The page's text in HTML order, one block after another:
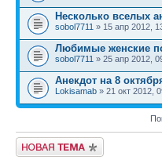
Несколько вселых
sobol7711 » 15 апр 2012,
Любимые женские
sobol7711 » 25 апр 2012,
Анекдот на 8
Lokisamab » 21 окт 2012,
Начать новую тему